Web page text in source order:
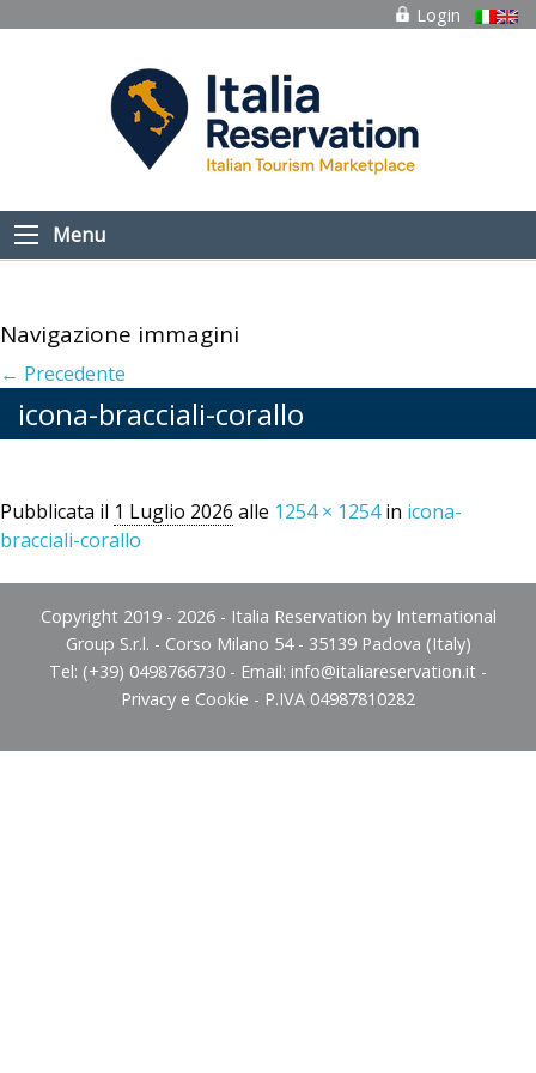
Login
Menu
Navigazione immagini
← Precedente
icona-bracciali-corallo
Pubblicata il 1 Luglio 2026 alle 1254 × 1254in icona-
bracciali-corallo
Copyright 2019 - 2026 - Italia Reservation by International
Group S.r.l. - Corso Milano 54 - 35139 Padova (Italy)
Tel: (+39) 0498766730 - Email: info@italiareservation.it -
Privacy e Cookie - P.IVA 04987810282